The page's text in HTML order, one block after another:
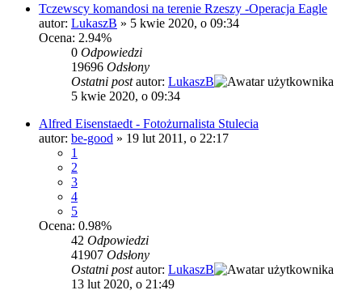
Tczewscy komandosi na terenie Rzeszy -Operacja Eagle
autor: LukaszB » 5 kwie 2020, o 09:34
Ocena: 2.94%
0 Odpowiedzi
19696 Odsłony
Ostatni postautor: LukaszB
5 kwie 2020, o 09:34
Alfred Eisenstaedt - Fotożurnalista Stulecia
autor: be-good » 19 lut 2011, o 22:17
1
2
3
4
5
Ocena: 0.98%
42 Odpowiedzi
41907 Odsłony
Ostatni postautor: LukaszB
13 lut 2020, o 21:49